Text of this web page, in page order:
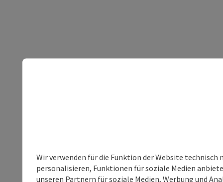
Wir verwenden für die Funktion der Website
personalisieren, Funktionen für soziale Medien
unseren Partnern für soziale Medien, Werbung und